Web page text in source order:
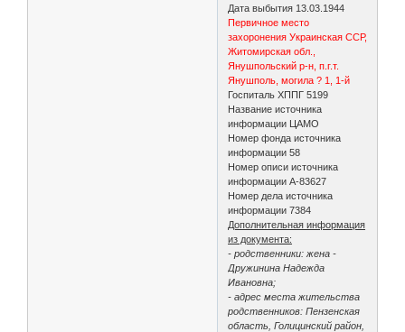
Дата выбытия 13.03.1944
Первичное место
захоронения Украинская ССР,
Житомирская обл.,
Янушпольский р-н, п.г.т.
Янушполь, могила ? 1, 1-й
Госпиталь ХППГ 5199
Название источника
информации ЦАМО
Номер фонда источника
информации 58
Номер описи источника
информации А-83627
Номер дела источника
информации 7384
Дополнительная информация
из документа:
- родственники: жена -
Дружинина Надежда
Ивановна;
- адрес места жительства
родственников: Пензенская
область, Голицинский район,